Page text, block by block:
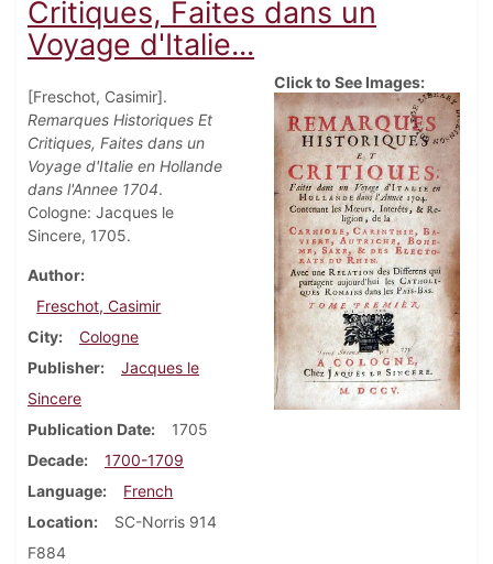
Critiques, Faites dans un
Voyage d'Italie...
[Freschot, Casimir].
Remarques Historiques Et
Critiques, Faites dans un
Voyage d'Italie en Hollande
dans l'Annee 1704.
Cologne: Jacques le
Sincere, 1705.
Author
Freschot, Casimir
City
Cologne
Publisher
Jacques le
Sincere
Publication Date
1705
Decade
1700-1709
Language
French
Location
SC-Norris 914
F884
Click to See Images: